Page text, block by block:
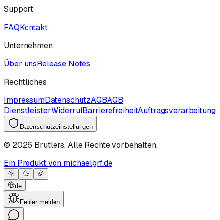
Support
FAQKontakt
Unternehmen
Über unsRelease Notes
Rechtliches
ImpressumDatenschutzAGBAGB
DienstleisterWiderrufBarrierefreiheitAuftragsverarbeitung
Datenschutzeinstellungen
© 2026 Brutlers.Alle Rechte vorbehalten.
Ein Produkt von michaelgrf.de
de
Fehler melden